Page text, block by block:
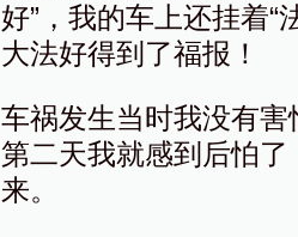
好”，我的车上还挂着“
大法好得到了福报！
车祸发生当时我没有
第二天我就感到后怕
来。